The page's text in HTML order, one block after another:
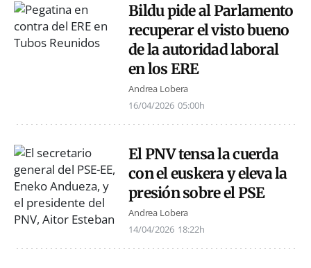
Bildu pide al Parlamento
recuperar el visto bueno
de la autoridad laboral
en los ERE
Andrea Lobera
16/04/2026 05:00h
El PNV tensa la cuerda
con el euskera y eleva la
presión sobre el PSE
Andrea Lobera
14/04/2026 18:22h